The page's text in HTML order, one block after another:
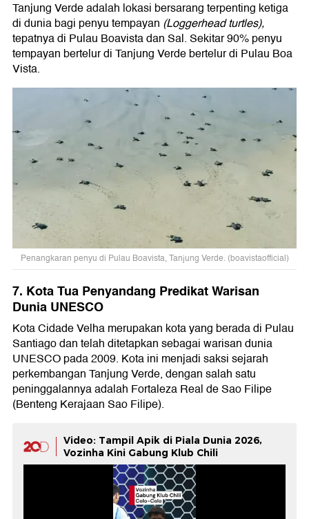
Tanjung Verde adalah lokasi bersarang terpenting ketiga
di dunia bagi penyu tempayan (Loggerhead turtles),
tepatnya di Pulau Boavista dan Sal. Sekitar 90% penyu
tempayan bertelur di Tanjung Verde bertelur di Pulau Boa
Vista.
Penangkaran penyu di Pulau Boavista, Tanjung Verde. (boavistaofficial)
7. Kota Tua Penyandang Predikat Warisan
Dunia UNESCO
Kota Cidade Velha merupakan kota yang berada di Pulau
Santiago dan telah ditetapkan sebagai warisan dunia
UNESCO pada 2009. Kota ini menjadi saksi sejarah
perkembangan Tanjung Verde, dengan salah satu
peninggalannya adalah Fortaleza Real de Sao Filipe
(Benteng Kerajaan Sao Filipe).
Video: Tampil Apik di Piala Dunia 2026,
Vozinha Kini Gabung Klub Chili